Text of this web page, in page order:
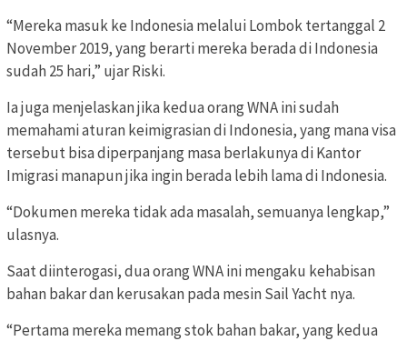
“Mereka masuk ke Indonesia melalui Lombok tertanggal 2
November 2019, yang berarti mereka berada di Indonesia
sudah 25 hari,” ujar Riski.
Ia juga menjelaskan jika kedua orang WNA ini sudah
memahami aturan keimigrasian di Indonesia, yang mana visa
tersebut bisa diperpanjang masa berlakunya di Kantor
Imigrasi manapun jika ingin berada lebih lama di Indonesia.
“Dokumen mereka tidak ada masalah, semuanya lengkap,”
ulasnya.
Saat diinterogasi, dua orang WNA ini mengaku kehabisan
bahan bakar dan kerusakan pada mesin Sail Yacht nya.
“Pertama mereka memang stok bahan bakar, yang kedua